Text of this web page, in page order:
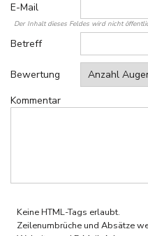
E-Mail
Der Inhalt dieses Feldes wird nicht
Betreff
Bewertung
Kommentar
Keine HTML-Tags erlaubt.
Zeilenumbrüche und Absätze